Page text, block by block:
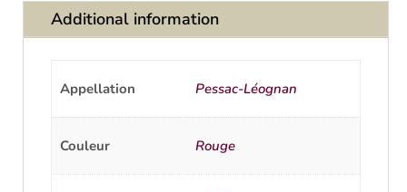
Additional information
Appellation Pessac-Léognan
Couleur Rouge